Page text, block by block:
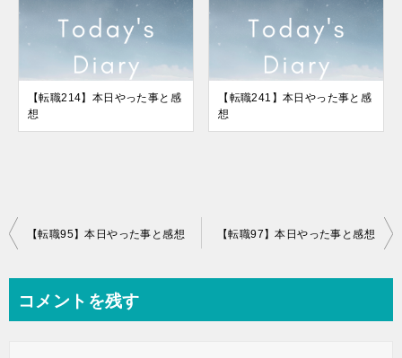
【転職214】本日やった事と感
想
【転職241】本日やった事と感
想
投
ビ
【転職95】本日やった事と感想 【転職97】本日やった事と感想
コメントを残す